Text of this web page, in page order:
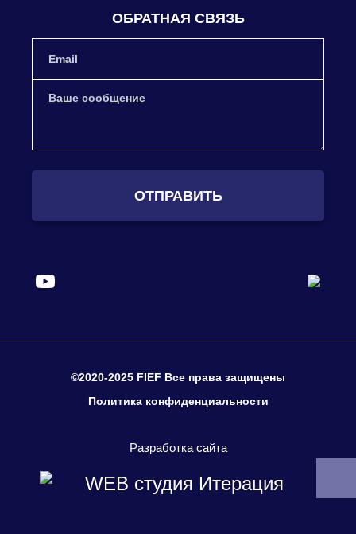
ОБРАТНАЯ СВЯЗЬ
ОТПРАВИТЬ
©2020-2025 FIEF Все права защищены
Политика конфиденциальности
Разработка сайта